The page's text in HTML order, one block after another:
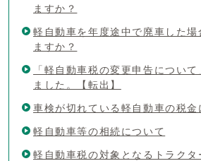
ますか？
軽自動車を年度途中で廃車した場
ますか？
「軽自動車税の変更申告につい
ました。【転出】
車検が切れている軽自動車の税金
軽自動車等の相続について
軽自動車税の対象となるトラクタ